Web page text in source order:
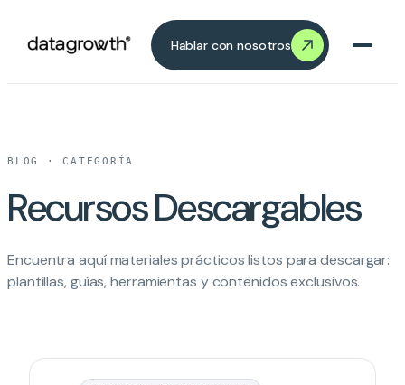
Hablar con nosotros
BLOG · CATEGORÍA
Recursos Descargables
Encuentra aquí materiales prácticos listos para descargar:
plantillas, guías, herramientas y contenidos exclusivos.